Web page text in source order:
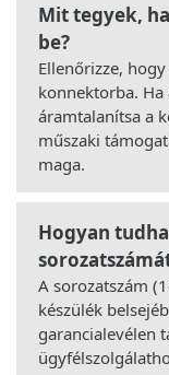
Mit tegyek,
be?
Ellenőrizze,
konnektorba.
áramtalanítsa a
műszaki
maga.
Hogyan
A sorozatszám
készülék
garancialevélen